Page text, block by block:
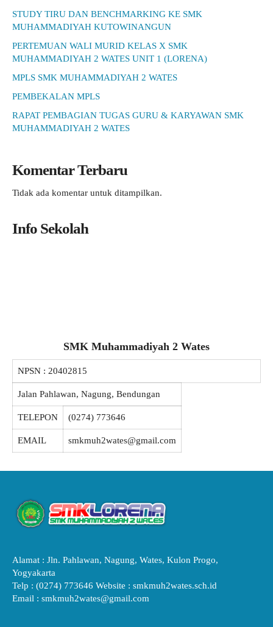
STUDY TIRU DAN BENCHMARKING KE SMK
MUHAMMADIYAH KUTOWINANGUN
PERTEMUAN WALI MURID KELAS X SMK
MUHAMMADIYAH 2 WATES UNIT 1 (LORENA)
MPLS SMK MUHAMMADIYAH 2 WATES
PEMBEKALAN MPLS
RAPAT PEMBAGIAN TUGAS GURU & KARYAWAN SMK
MUHAMMADIYAH 2 WATES
Komentar Terbaru
Tidak ada komentar untuk ditampilkan.
Info Sekolah
SMK Muhammadiyah 2 Wates
NPSN : 20402815
Jalan Pahlawan, Nagung, Bendungan
TELEPON (0274) 773646
EMAIL smkmuh2wates@gmail.com
Alamat : Jln. Pahlawan, Nagung, Wates, Kulon Progo,
Yogyakarta
Telp : (0274) 773646 Website : smkmuh2wates.sch.id
Email : smkmuh2wates@gmail.com